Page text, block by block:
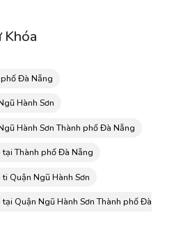
Đà Nẵng
Hành Sơn
Hành Sơn Thành phố Đà Nẵng
Thành phố Đà Nẵng
Quận Ngũ Hành Sơn
Quận Ngũ Hành Sơn Thành phố Đà